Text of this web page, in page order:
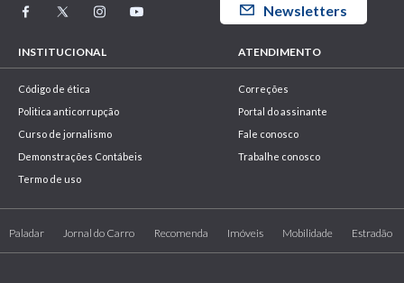
INSTITUCIONAL
Código de ética
Politica anticorrupção
Curso de jornalismo
Demonstrações Contábeis
Termo de uso
ATENDIMENTO
Correções
Portal do assinante
Fale conosco
Trabalhe conosco
Newsletters
Paladar Jornal do Carro Recomenda Imóveis Mobilidade Estradão